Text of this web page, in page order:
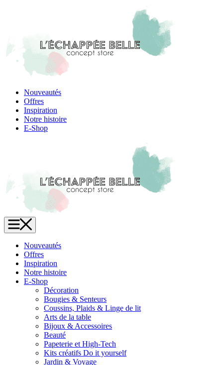
Nouveautés
Offres
Inspiration
Notre histoire
E-Shop
L'Échappée Belle
Menu
Nouveautés
Offres
Inspiration
Notre histoire
E-Shop
Décoration
Bougies & Senteurs
Coussins, Plaids & Linge de lit
Arts de la table
Bijoux & Accessoires
Beauté
Papeterie et High-Tech
Kits créatifs Do it yourself
Jardin & Voyage